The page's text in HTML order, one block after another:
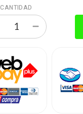
CANTIDAD